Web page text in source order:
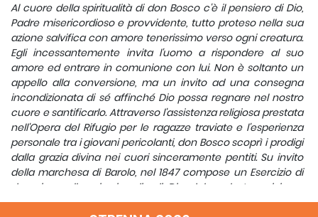
Al cuore della spiritualità di don Bosco c'è il pensiero di Dio,
Padre misericordioso e provvidente, tutto proteso nella sua
azione salvifica con amore tenerissimo verso ogni creatura.
Egli incessantemente invita l'uomo a rispondere al suo
amore ed entrare in comunione con lui. Non è soltanto un
appello alla conversione, ma un invito ad una consegna
incondizionata di sé affinché Dio possa regnare nel nostro
cuore e santificarlo. Attraverso l'assistenza religiosa prestata
nell'Opera del Rifugio per le ragazze traviate e l'esperienza
personale tra i giovani pericolanti, don Bosco scoprì i prodigi
dalla grazia divina nei cuori sinceramente pentiti. Su invito
della marchesa di Barolo, nel 1847 compose un Esercizio di
devozione alla misericordia di Dio, dal quale trascriviamo
due accorate meditazioni.